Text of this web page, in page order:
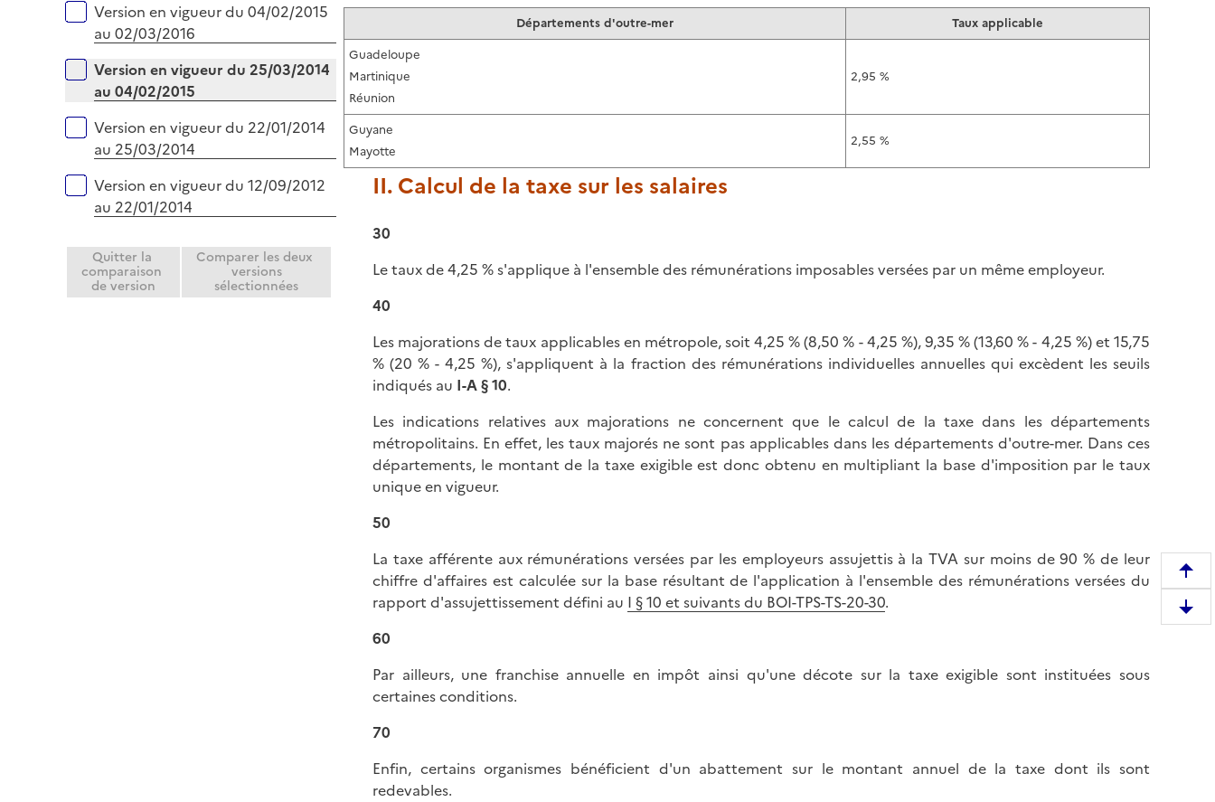
Version en vigueur du 04/02/2015
au 02/03/2016
Version en vigueur du 25/03/2014
au 04/02/2015
Version en vigueur du 22/01/2014
au 25/03/2014
Version en vigueur du 12/09/2012
au 22/01/2014
Quitter la
comparaison
de version
Comparer les deux
versions
sélectionnées
Départements d'outre-mer
Taux applicable
Guadeloupe
Martinique
Réunion
2,95 %
Guyane
Mayotte
2,55 %
II. Calcul de la taxe sur les salaires
30
Le taux de 4,25 % s'applique à l'ensemble des rémunérations imposables versées par un même employeur.
40
Les majorations de taux applicables en métropole, soit 4,25 % (8,50 % - 4,25 %), 9,35 % (13,60 % - 4,25 %) et 15,75
% (20 % - 4,25 %), s'appliquent à la fraction des rémunérations individuelles annuelles qui excèdent les seuils
indiqués au I-A § 10.
Les indications relatives aux majorations ne concernent que le calcul de la taxe dans les départements
métropolitains. En effet, les taux majorés ne sont pas applicables dans les départements d'outre-mer. Dans ces
départements, le montant de la taxe exigible est donc obtenu en multipliant la base d'imposition par le taux
unique en vigueur.
50
La taxe afférente aux rémunérations versées par les employeurs assujettis à la TVA sur moins de 90 % de leur
chiffre d'affaires est calculée sur la base résultant de l'application à l'ensemble des rémunérations versées du
rapport d'assujettissement défini au I § 10 et suivants du BOI-TPS-TS-20-30.
60
Par ailleurs, une franchise annuelle en impôt ainsi qu'une décote sur la taxe exigible sont instituées sous
certaines conditions.
70
Enfin, certains organismes bénéficient d'un abattement sur le montant annuel de la taxe dont ils sont
redevables.
e
m
D